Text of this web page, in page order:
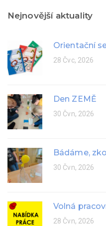
Nejnovější aktuality
Orientační
28 Čvc, 2026
Den ZEMĚ
30 Čvn, 2026
Bádáme,
30 Čvn, 2026
Volná
28 Čvn, 2026